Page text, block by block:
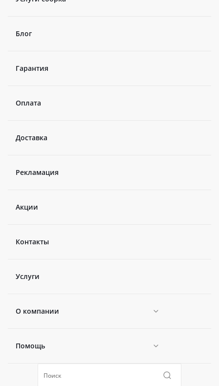
Блог
Гарантия
Оплата
Доставка
Рекламация
Акции
Контакты
Услуги
О компании
Новости
Политика конфиденциальности
Помощь
Коллекции